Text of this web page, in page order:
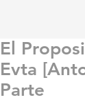
El
Evta
Parte